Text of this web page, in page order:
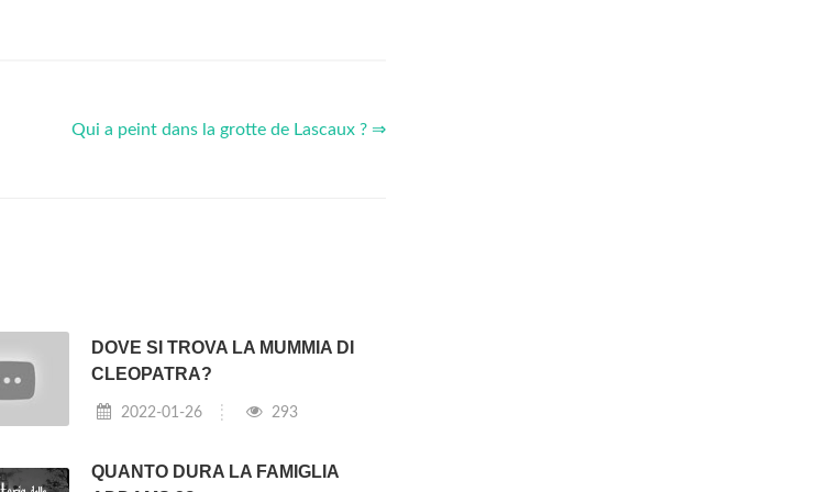
Qui a peint dans la grotte de Lascaux ? ⇒
DOVE SI TROVA LA MUMMIA DI
CLEOPATRA?
2022-01-26 293
QUANTO DURA LA FAMIGLIA